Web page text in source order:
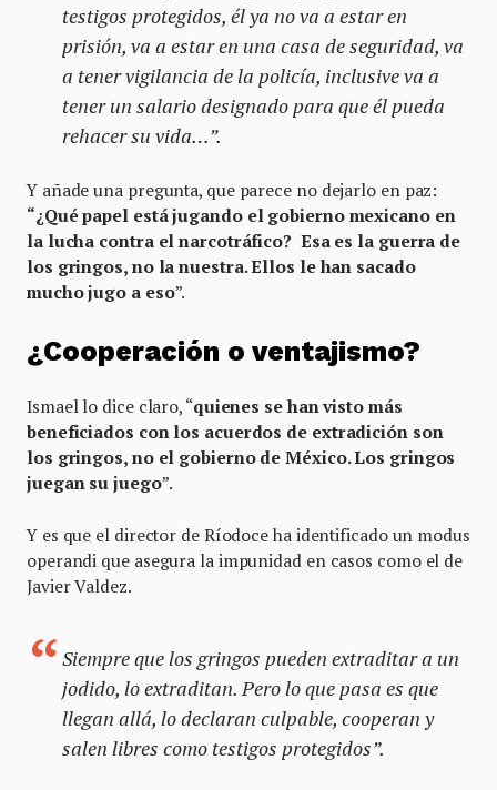
testigos protegidos, él ya no va a estar en
prisión, va a estar en una casa de seguridad, va
a tener vigilancia de la policía, inclusive va a
tener un salario designado para que él pueda
rehacer su vida…”.
Y añade una pregunta, que parece no dejarlo en paz:
“¿Qué papel está jugando el gobierno mexicano en
la lucha contra el narcotráfico? Esa es la guerra de
los gringos, no la nuestra. Ellos le han sacado
mucho jugo a eso”.
¿Cooperación o ventajismo?
Ismael lo dice claro, “quienes se han visto más
beneficiados con los acuerdos de extradición son
los gringos, no el gobierno de México. Los gringos
juegan su juego”.
Y es que el director de Ríodoce ha identificado un modus
operandi que asegura la impunidad en casos como el de
Javier Valdez.
Siempre que los gringos pueden extraditar a un
jodido, lo extraditan. Pero lo que pasa es que
llegan allá, lo declaran culpable, cooperan y
salen libres como testigos protegidos”.